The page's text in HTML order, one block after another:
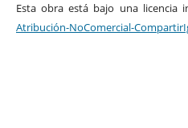
Esta obra está bajo una licencia
Atribución-NoComercial-